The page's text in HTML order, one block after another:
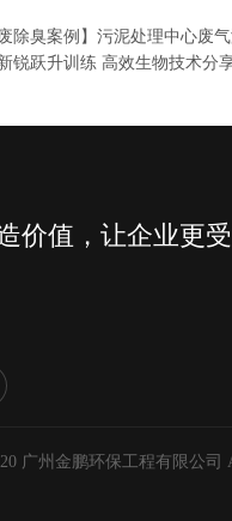
除臭案例】污泥处理中心废
锐跃升训练 高效生物技术分
价值，让企业更
广州金鹏环保工程有限公司